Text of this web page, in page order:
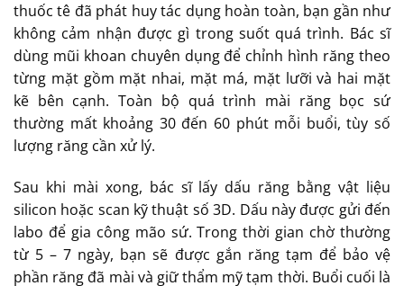
thuốc tê đã phát huy tác dụng hoàn toàn, bạn gần như
không cảm nhận được gì trong suốt quá trình. Bác sĩ
dùng mũi khoan chuyên dụng để chỉnh hình răng theo
từng mặt gồm mặt nhai, mặt má, mặt lưỡi và hai mặt
kẽ bên cạnh. Toàn bộ quá trình mài răng bọc sứ
thường mất khoảng 30 đến 60 phút mỗi buổi, tùy số
lượng răng cần xử lý.
Sau khi mài xong, bác sĩ lấy dấu răng bằng vật liệu
silicon hoặc scan kỹ thuật số 3D. Dấu này được gửi đến
labo để gia công mão sứ. Trong thời gian chờ thường
từ 5 – 7 ngày, bạn sẽ được gắn răng tạm để bảo vệ
phần răng đã mài và giữ thẩm mỹ tạm thời. Buổi cuối là